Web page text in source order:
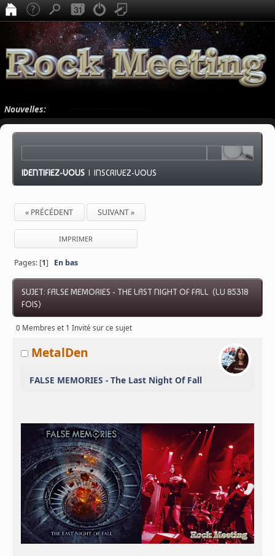
Nouvelles:
IDENTIFIEZ-VOUS |INSCRIVEZ-VOUS
« PRÉCÉDENT SUIVANT »
IMPRIMER
Pages: [1] En bas
SUJET: FALSE MEMORIES - THE LAST NIGHT OF FALL (LU 85318
FOIS)
0 Membres et 1 Invité sur ce sujet
MetalDen
FALSE MEMORIES - The Last Night Of Fall